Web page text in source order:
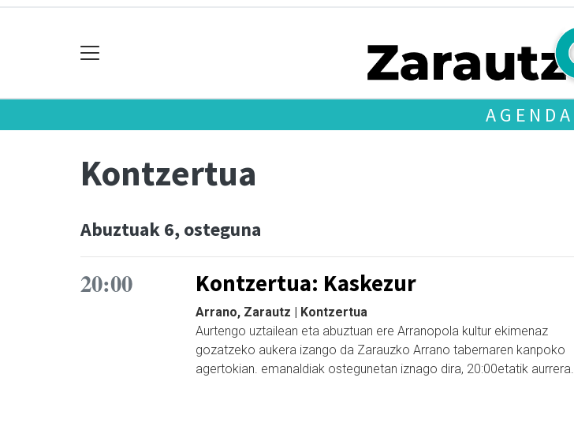
AGENDA
Kontzertua
Abuztuak 6, osteguna
20:00 Kontzertua: Kaskezur
Arrano, Zarautz | Kontzertua
Aurtengo uztailean eta abuztuan ere Arranopola kultur ekimenaz
gozatzeko aukera izango da Zarauzko Arrano tabernaren kanpoko
agertokian. emanaldiak ostegunetan iznago dira, 20:00etatik aurrera.